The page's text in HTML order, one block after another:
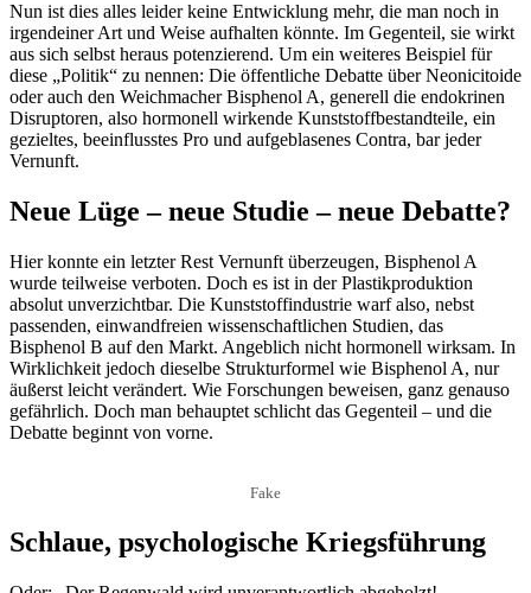
Nun ist dies alles leider keine Entwicklung mehr, die man noch in
irgendeiner Art und Weise aufhalten könnte. Im Gegenteil, sie wirkt
aus sich selbst heraus potenzierend. Um ein weiteres Beispiel für
diese „Politik“ zu nennen: Die öffentliche Debatte über Neonicitoide
oder auch den Weichmacher Bisphenol A, generell die endokrinen
Disruptoren, also hormonell wirkende Kunststoffbestandteile, ein
gezieltes, beeinflusstes Pro und aufgeblasenes Contra, bar jeder
Vernunft.
Neue Lüge – neue Studie – neue Debatte?
Hier konnte ein letzter Rest Vernunft überzeugen, Bisphenol A
wurde teilweise verboten. Doch es ist in der Plastikproduktion
absolut unverzichtbar. Die Kunststoffindustrie warf also, nebst
passenden, einwandfreien wissenschaftlichen Studien, das
Bisphenol B auf den Markt. Angeblich nicht hormonell wirksam. In
Wirklichkeit jedoch dieselbe Strukturformel wie Bisphenol A, nur
äußerst leicht verändert. Wie Forschungen beweisen, ganz genauso
gefährlich. Doch man behauptet schlicht das Gegenteil – und die
Debatte beginnt von vorne.
Fake
Schlaue, psychologische Kriegsführung